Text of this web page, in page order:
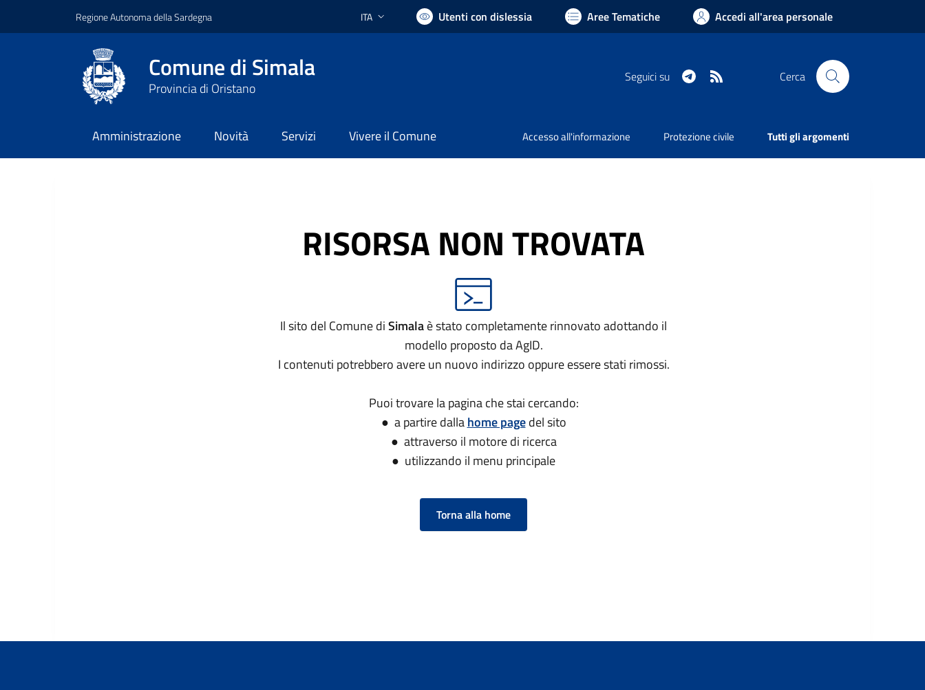
Regione Autonoma della Sardegna Lingua attiva:
ITA Utenti con dislessia Aree Tematiche Accedi all'area personale
Comune di Simala
Provincia di Oristano
Seguici su Telegram Cerca
Amministrazione Novità Servizi Vivere il Comune Accesso all'informazione Protezione civile Tutti gli argomenti
RISORSA NON TROVATA
Il sito del Comune diSimalaè stato completamente rinnovato adottando il
modello proposto da AgID.
I contenuti potrebbero avere un nuovo indirizzo oppure essere stati rimossi.
Puoi trovare la pagina che stai cercando:
● a partire dallahome pagedel sito
● attraverso il motore di ricerca
● utilizzando il menu principale
Torna alla home